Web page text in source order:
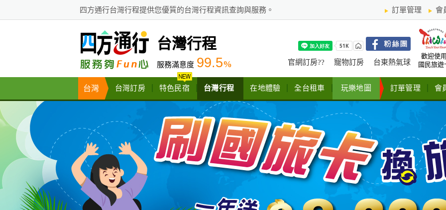
四方通行台灣行程提供您優質的台灣行程資訊查詢與服務。 會
訂單管理
官網訂房?? 寵物訂房 台東熱氣球
歡迎使
國民旅遊
台灣行程
服務滿意度 99.5%
台灣 台灣訂房 特色民宿 台灣行程 在地體驗 全台租車 玩樂地圖 訂單管理 會